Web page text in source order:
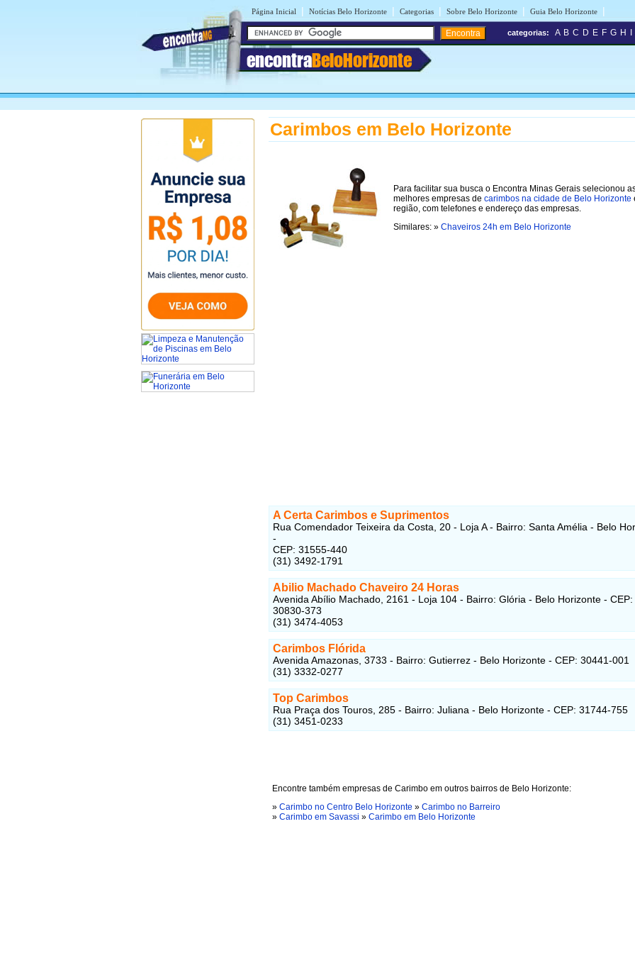
Página Inicial | Notícias Belo Horizonte | Categorias | Sobre Belo Horizonte | Guia Belo Horizonte |
encontraBeloHorizonte
categorias: A B C D E F G H
Carimbos em Belo Horizonte
Para facilitar sua busca o Encontra Minas Gerais selecionou
melhores empresas de carimbos na cidade de Belo Horizonte
região, com telefones e endereço das empresas.
Similares: » Chaveiros 24h em Belo Horizonte
A Certa Carimbos e Suprimentos
Rua Comendador Teixeira da Costa, 20 - Loja A - Bairro: Santa Amélia - Belo
-
CEP: 31555-440
(31) 3492-1791
Abilio Machado Chaveiro 24 Horas
Avenida Abílio Machado, 2161 - Loja 104 - Bairro: Glória - Belo Horizonte - CEP:
30830-373
(31) 3474-4053
Carimbos Flórida
Avenida Amazonas, 3733 - Bairro: Gutierrez - Belo Horizonte - CEP: 30441-001
(31) 3332-0277
Top Carimbos
Rua Praça dos Touros, 285 - Bairro: Juliana - Belo Horizonte - CEP: 31744-755
(31) 3451-0233
Encontre também empresas de Carimbo em outros bairros de Belo Horizonte:
» Carimbo no Centro Belo Horizonte » Carimbo no Barreiro
» Carimbo em Savassi » Carimbo em Belo Horizonte